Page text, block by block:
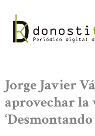
contenido
Jorge Javier
aprovechar la
‘Desmontando